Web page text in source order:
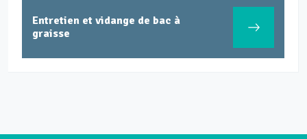
Entretien et vidange de bac à
graisse